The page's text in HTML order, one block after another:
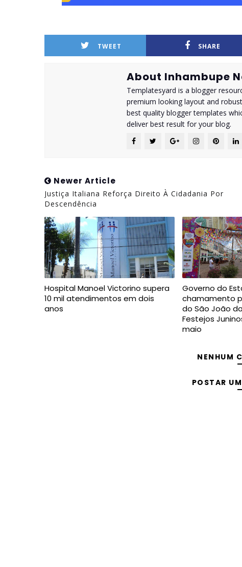
TWEET SHARE
About Inhambupe
Templatesyard is a blogger
premium looking layout and
best quality blogger templates
deliver best result for your blog.
Newer Article
Justiça Italiana Reforça Direito À Cidadania Por
Descendência
Hospital Manoel Victorino supera
10 mil atendimentos em dois
anos
Governo do
chamamento
do São João
Festejos
maio
NENHUM
POSTAR